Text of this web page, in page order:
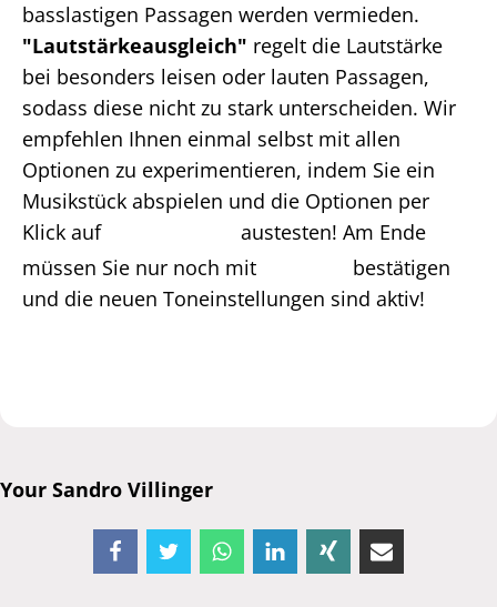
basslastigen Passagen werden vermieden.
"Lautstärkeausgleich" regelt die Lautstärke
bei besonders leisen oder lauten Passagen,
sodass diese nicht zu stark unterscheiden. Wir
empfehlen Ihnen einmal selbst mit allen
Optionen zu experimentieren, indem Sie ein
Musikstück abspielen und die Optionen per
Klick auf
austesten! Am Ende
müssen Sie nur noch mit
bestätigen
und die neuen Toneinstellungen sind aktiv!
Your Sandro Villinger